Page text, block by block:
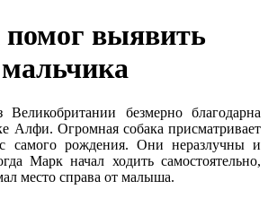
выявить
безмерно благодарна
Алфи. Огромная собака присматривает
самого рождения. Они неразлучны и
Марк начал ходить самостоятельно,
место справа от малыша.